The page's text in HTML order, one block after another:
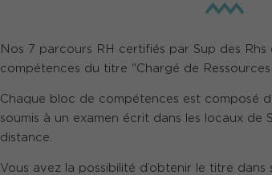
Nos 7 parcours RH certifiés par Sup des
compétences du titre "Chargé de Ressources
Chaque bloc de compétences est composé
soumis à un examen écrit dans les locaux de
distance.
Vous avez la possibilité d’obtenir le titre